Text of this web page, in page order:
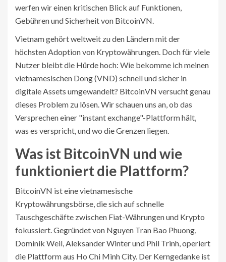
werfen wir einen kritischen Blick auf Funktionen,
Gebühren und Sicherheit von BitcoinVN.
Vietnam gehört weltweit zu den Ländern mit der
höchsten Adoption von Kryptowährungen. Doch für viele
Nutzer bleibt die Hürde hoch: Wie bekomme ich meinen
vietnamesischen Dong (VND) schnell und sicher in
digitale Assets umgewandelt? BitcoinVN versucht genau
dieses Problem zu lösen. Wir schauen uns an, ob das
Versprechen einer "instant exchange"-Plattform hält,
was es verspricht, und wo die Grenzen liegen.
Was ist BitcoinVN und wie
funktioniert die Plattform?
BitcoinVN isteine vietnamesische
Kryptowährungsbörse, die sich auf schnelle
Tauschgeschäfte zwischen Fiat-Währungen und Krypto
fokussiert. Gegründet von Nguyen Tran Bao Phuong,
Dominik Weil, Aleksander Winter und Phil Trinh, operiert
die Plattform aus Ho Chi Minh City. Der Kerngedanke ist